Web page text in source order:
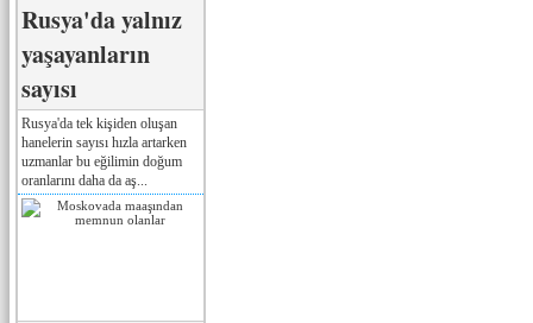
Rusya'da yalnız
yaşayanların
sayısı
Rusya'da tek kişiden oluşan
hanelerin sayısı hızla artarken
uzmanlar bu eğilimin doğum
oranlarını daha da aş...